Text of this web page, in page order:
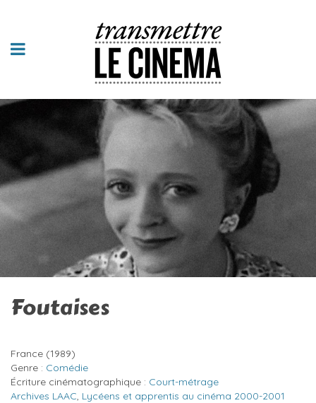
Foutaises
France (1989)
Genre : Comédie
Écriture cinématographique : Court-métrage
Archives LAAC, Lycéens et apprentis au cinéma 2000-2001